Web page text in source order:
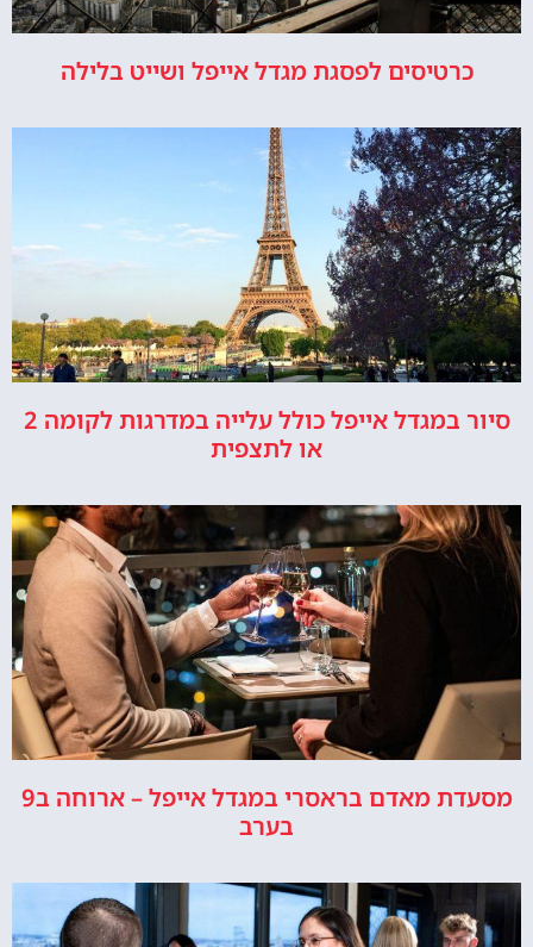
כרטיסים לפסגת מגדל אייפל ושייט בלילה
סיור במגדל אייפל כולל עלייה במדרגות לקומה 2
או לתצפית
מסעדת מאדם בראסרי במגדל אייפל – ארוחה ב9
בערב